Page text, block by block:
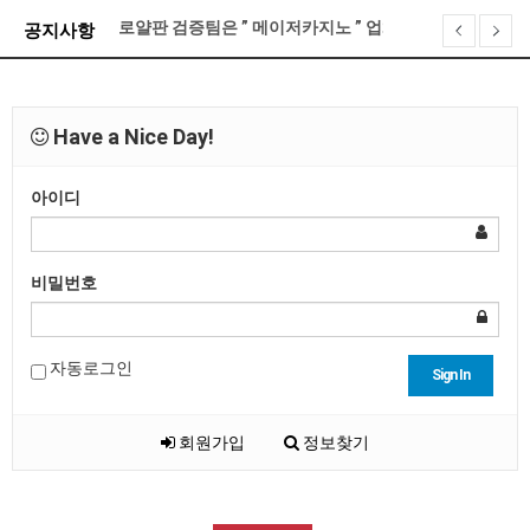
공지사항
로얄판 검증팀은 ” 메이저카지노 ” 업체를 이렇게 선정…
로얄판 접속 불가 현상 대처 방법 안내
제휴문의 금지안내
Have a Nice Day!
아이디
비밀번호
자동로그인 Sign In
회원가입 정보찾기